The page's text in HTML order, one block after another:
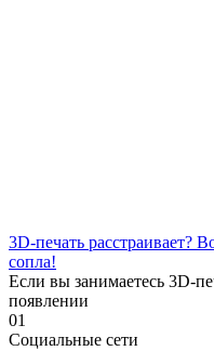
3D-печать расстраивает?
сопла!
Если вы занимаетесь 3D-
появлении
01
Социальные сети